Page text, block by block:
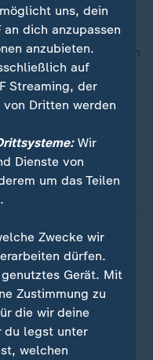
nach oben
uns, dein
dich anzupassen
anzubieten.
auf
Streaming, der
von Dritten werden
Wir
Dienste von
um das Teilen
Zwecke wir
dürfen.
Gerät. Mit
Zustimmung zu
die wir deine
du legst unter
welchen